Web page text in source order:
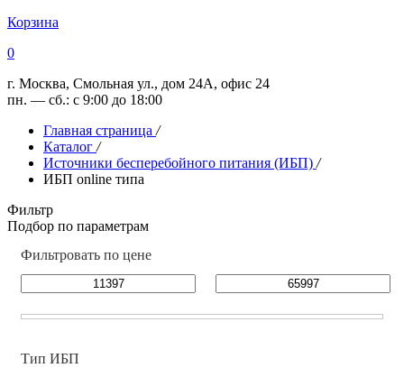
Корзина
0
г. Москва, Смольная ул., дом 24А, офис 24
пн. — сб.: с 9:00 до 18:00
Главная страница /
Каталог /
Источники бесперебойного питания (ИБП) /
ИБП online типа
Фильтр
Подбор по параметрам
Фильтровать по цене
Тип ИБП